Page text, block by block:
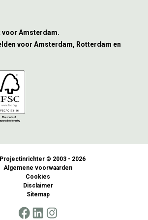
voor Amsterdam.
voor Amsterdam, Rotterdam en
Projectinrichter © 2003 - 2026
Algemene voorwaarden
Cookies
Disclaimer
Sitemap